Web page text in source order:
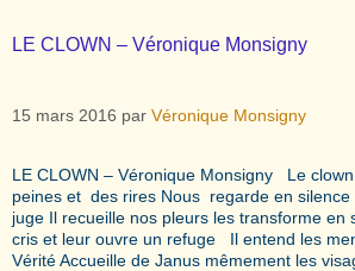
LE CLOWN – Véronique Monsigny
15 mars 2016 par Véronique Monsigny
LE CLOWN – Véronique Monsigny Le
peines et des rires Nous regarde en silence
juge Il recueille nos pleurs les transforme en
cris et leur ouvre un refuge Il entend les
Vérité Accueille de Janus mêmement les